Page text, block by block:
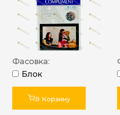
Фасовка:
Блок
В Корзину